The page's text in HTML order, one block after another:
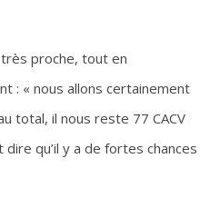
proche, tout en
: « nous allons certainement
total, il nous reste 77 CACV
qu’il y a de fortes chances